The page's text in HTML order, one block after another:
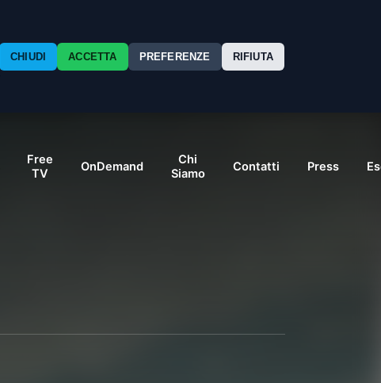
Free
TV
OnDemand
Chi
Siamo
Contatti Press
CHIUDI ACCETTA PREFERENZE RIFIUTA